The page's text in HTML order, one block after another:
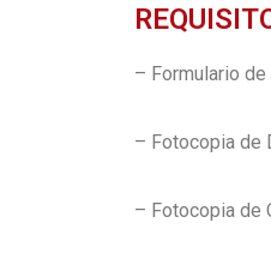
– Formulario
– Fotocopia de
– Fotocopia de